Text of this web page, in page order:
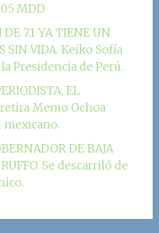
MDD
7.1 YA TIENE UN
SIN VIDA. Keiko Sofía
Presidencia de Perú.
EL
Memo Ochoa
DE BAJA
Se descarriló de